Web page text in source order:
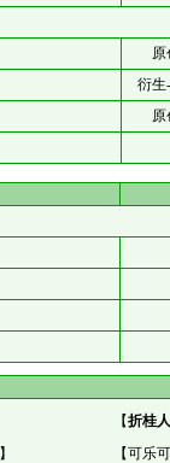
原
衍生
原
【折桂人
】 【可乐